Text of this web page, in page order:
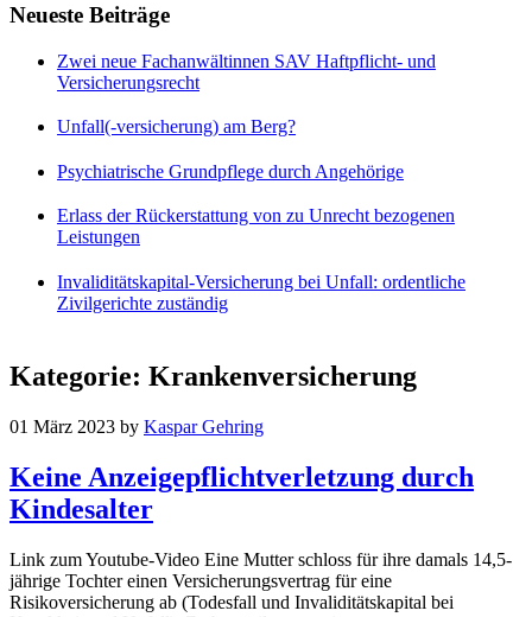
Neueste Beiträge
Zwei neue Fachanwältinnen SAV Haftpflicht- und
Versicherungsrecht
Unfall(-versicherung) am Berg?
Psychiatrische Grundpflege durch Angehörige
Erlass der Rückerstattung von zu Unrecht bezogenen
Leistungen
Invaliditätskapital-Versicherung bei Unfall: ordentliche
Zivilgerichte zuständig
Kategorie: Krankenversicherung
01 März 2023 by Kaspar Gehring
Keine Anzeigepflichtverletzung durch
Kindesalter
Link zum Youtube-Video Eine Mutter schloss für ihre damals 14,5-
jährige Tochter einen Versicherungsvertrag für eine
Risikoversicherung ab (Todesfall und Invaliditätskapital bei